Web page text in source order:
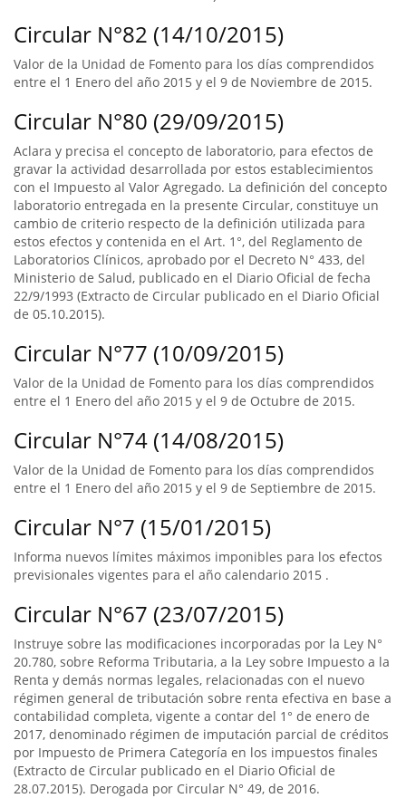
Circular N°82 (14/10/2015)
Valor de la Unidad de Fomento para los días comprendidos
entre el 1 Enero del año 2015 y el 9 de Noviembre de 2015.
Circular N°80 (29/09/2015)
Aclara y precisa el concepto de laboratorio, para efectos de
gravar la actividad desarrollada por estos establecimientos
con el Impuesto al Valor Agregado. La definición del concepto
laboratorio entregada en la presente Circular, constituye un
cambio de criterio respecto de la definición utilizada para
estos efectos y contenida en el Art. 1°, del Reglamento de
Laboratorios Clínicos, aprobado por el Decreto N° 433, del
Ministerio de Salud, publicado en el Diario Oficial de fecha
22/9/1993 (Extracto de Circular publicado en el Diario Oficial
de 05.10.2015).
Circular N°77 (10/09/2015)
Valor de la Unidad de Fomento para los días comprendidos
entre el 1 Enero del año 2015 y el 9 de Octubre de 2015.
Circular N°74 (14/08/2015)
Valor de la Unidad de Fomento para los días comprendidos
entre el 1 Enero del año 2015 y el 9 de Septiembre de 2015.
Circular N°7 (15/01/2015)
Informa nuevos límites máximos imponibles para los efectos
previsionales vigentes para el año calendario 2015 .
Circular N°67 (23/07/2015)
Instruye sobre las modificaciones incorporadas por la Ley N°
20.780, sobre Reforma Tributaria, a la Ley sobre Impuesto a la
Renta y demás normas legales, relacionadas con el nuevo
régimen general de tributación sobre renta efectiva en base a
contabilidad completa, vigente a contar del 1° de enero de
2017, denominado régimen de imputación parcial de créditos
por Impuesto de Primera Categoría en los impuestos finales
(Extracto de Circular publicado en el Diario Oficial de
28.07.2015). Derogada por Circular N° 49, de 2016.